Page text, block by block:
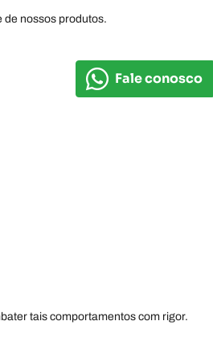
de nossos produtos.
tais comportamentos com rigor.
Fale conosco